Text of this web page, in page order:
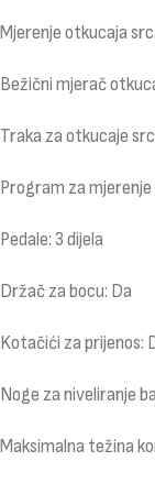
Mjerenje otkucaja
Bežični mjerač
Traka za otkucaje
Program za
Pedale: 3 dijela
Držač za bocu: Da
Kotačići za prijenos:
Noge za niveliranje
Maksimalna težina